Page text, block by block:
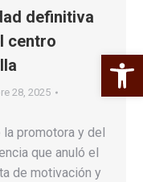
Abrir
definitiva
centro
28, 2025
promotora y del
que anuló el
de motivación y